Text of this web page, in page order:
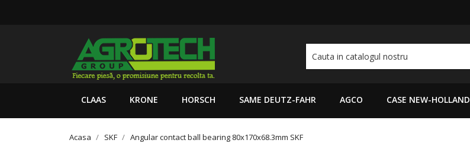
CLAAS KRONE HORSCH SAME DEUTZ-FAHR AGCO CASE NEW-HOLLAND
Acasa SKF Angular contact ball bearing 80x170x68.3mm SKF